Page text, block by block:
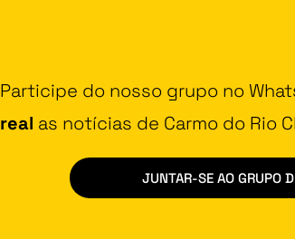
Participe do nosso grupo no
real as notícias de Carmo do Rio
JUNTAR-SE AO GRUPO